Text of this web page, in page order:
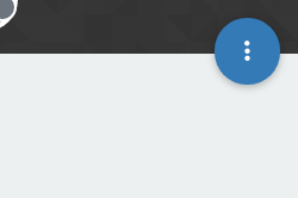
Offline